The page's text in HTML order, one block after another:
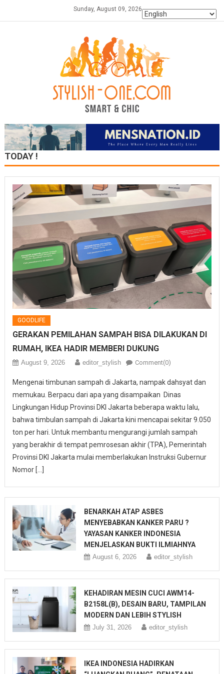
Sunday, August 09, 2026
TODAY !
GOODLIFE
GERAKAN PEMILAHAN SAMPAH BISA DILAKUKAN DI
RUMAH, IKEA HADIR MEMBERI DUKUNG
August 9, 2026 editor_stylish Comment(0)
Mengenai timbunan sampah di Jakarta, nampak dahsyat dan
memukau. Berpacu dari apa yang disampaikan Dinas
Lingkungan Hidup Provinsi DKI Jakarta beberapa waktu lalu,
bahwa timbulan sampah di Jakarta kini mencapai sekitar 9.050
ton per hari. Untuk membantu mengurangi jumlah sampah
yang berakhir di tempat pemrosesan akhir (TPA), Pemerintah
Provinsi DKI Jakarta mulai memberlakukan Instruksi Gubernur
Nomor […]
BENARKAH ATAP ASBES
MENYEBABKAN KANKER PARU ?
YAYASAN KANKER INDONESIA
MENJELASKAN BUKTI ILMIAHNYA
August 6, 2026 editor_stylish
KEHADIRAN MESIN CUCI AWM14-
B2158L(B), DESAIN BARU, TAMPILAN
MODERN DAN LEBIH STYLISH
July 31, 2026 editor_stylish
IKEA INDONESIA HADIRKAN